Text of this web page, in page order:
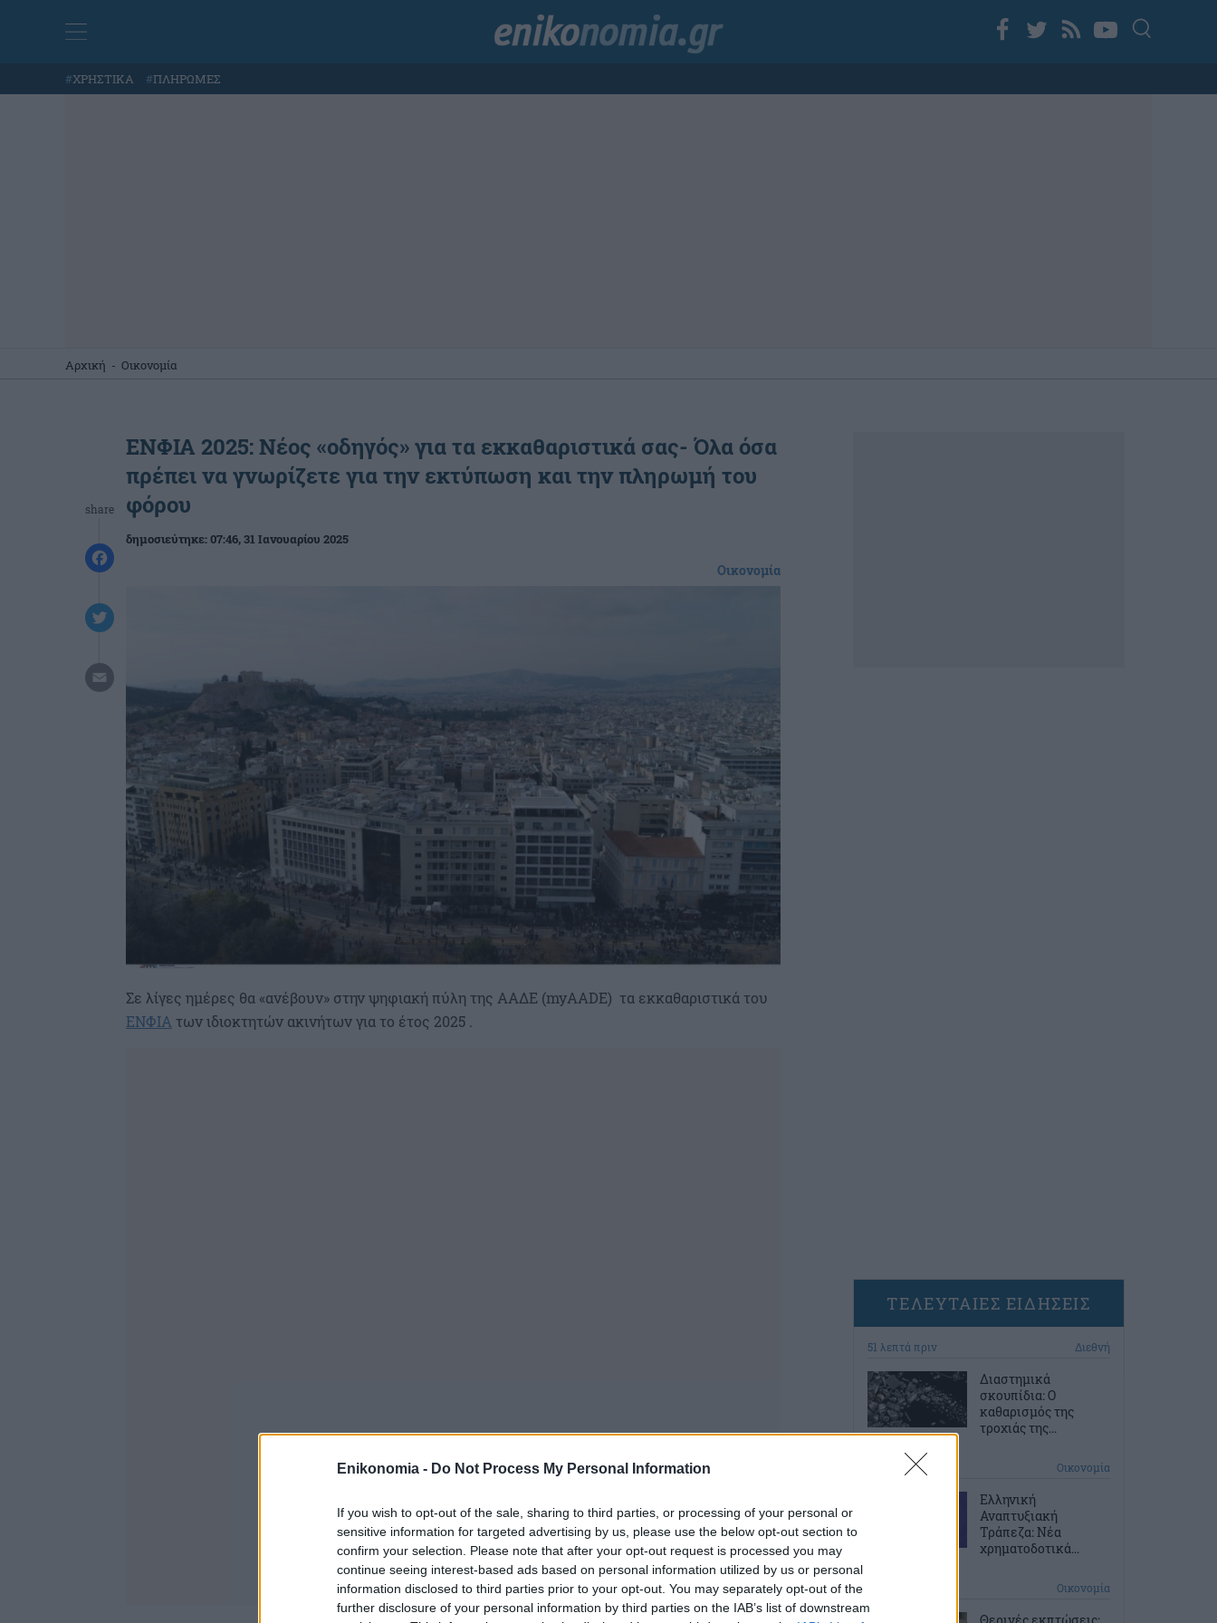
Enikonomia - Do Not Process My Personal Information
If you wish to opt-out of the sale, sharing to third parties, or processing of your personal or
sensitive information for targeted advertising by us, please use the below opt-out section to
confirm your selection. Please note that after your opt-out request is processed you may
continue seeing interest-based ads based on personal information utilized by us or personal
information disclosed to third parties prior to your opt-out. You may separately opt-out of the
further disclosure of your personal information by third parties on the IAB’s list of downstream
#ΧΡΗΣΤΙΚΑ #ΠΛΗΡΩΜΕΣ
Αρχική - Οικονομία
share
ΕΝΦΙΑ 2025: Νέος «οδηγός» για τα εκκαθαριστικά σας- Όλα όσα
πρέπει να γνωρίζετε για την εκτύπωση και την πληρωμή του
φόρου
δημοσιεύτηκε:07:46, 31 Ιανουαρίου 2025
Οικονομία
Σε λίγες ημέρες θα «ανέβουν» στην ψηφιακή πύλη της ΑΑΔΕ (myAADE) τα εκκαθαριστικά του
ΕΝΦΙΑ των ιδιοκτητών ακινήτων για το έτος 2025 .
ΤΕΛΕΥΤΑΙΕΣ ΕΙΔΗΣΕΙΣ
51 λεπτά πριν Διεθνή
Διαστημικά
σκουπίδια: Ο
καθαρισμός της
τροχιάς της...
1 ώρα πριν Οικονομία
Ελληνική
Αναπτυξιακή
Τράπεζα: Νέα
χρηματοδοτικά...
Οικονομία